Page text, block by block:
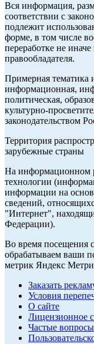
Вся информация,
соответствии с
подлежит
форме, в том числе
переработке не
правообладателя.
Примерная тематика
информационная,
политическая,
культурно-
законодательством
Территория
зарубежные страны
На информационном
технологии
информации на
сведений,
"Интернет",
Федерации).
Во время посещения
обрабатываем ваши
метрик Яндекс
Заказать
Условия
О сайте
Лицензионное
Частые вопросы